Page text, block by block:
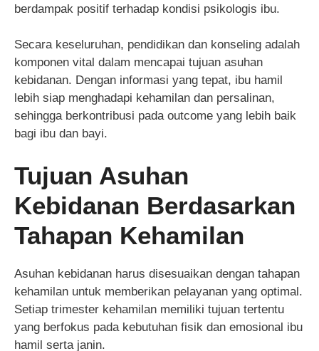
berdampak positif terhadap kondisi psikologis ibu.
Secara keseluruhan, pendidikan dan konseling adalah
komponen vital dalam mencapai tujuan asuhan
kebidanan. Dengan informasi yang tepat, ibu hamil
lebih siap menghadapi kehamilan dan persalinan,
sehingga berkontribusi pada outcome yang lebih baik
bagi ibu dan bayi.
Tujuan Asuhan
Kebidanan Berdasarkan
Tahapan Kehamilan
Asuhan kebidanan harus disesuaikan dengan tahapan
kehamilan untuk memberikan pelayanan yang optimal.
Setiap trimester kehamilan memiliki tujuan tertentu
yang berfokus pada kebutuhan fisik dan emosional ibu
hamil serta janin.